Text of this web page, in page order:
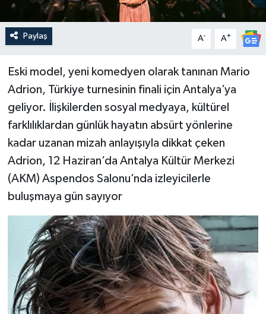
Paylaş A- A+
Eski model, yeni komedyen olarak tanınan Mario
Adrion, Türkiye turnesinin finali için Antalya’ya
geliyor. İlişkilerden sosyal medyaya, kültürel
farklılıklardan günlük hayatın absürt yönlerine
kadar uzanan mizah anlayışıyla dikkat çeken
Adrion, 12 Haziran’da Antalya Kültür Merkezi
(AKM) Aspendos Salonu’nda izleyicilerle
buluşmaya gün sayıyor
Spor